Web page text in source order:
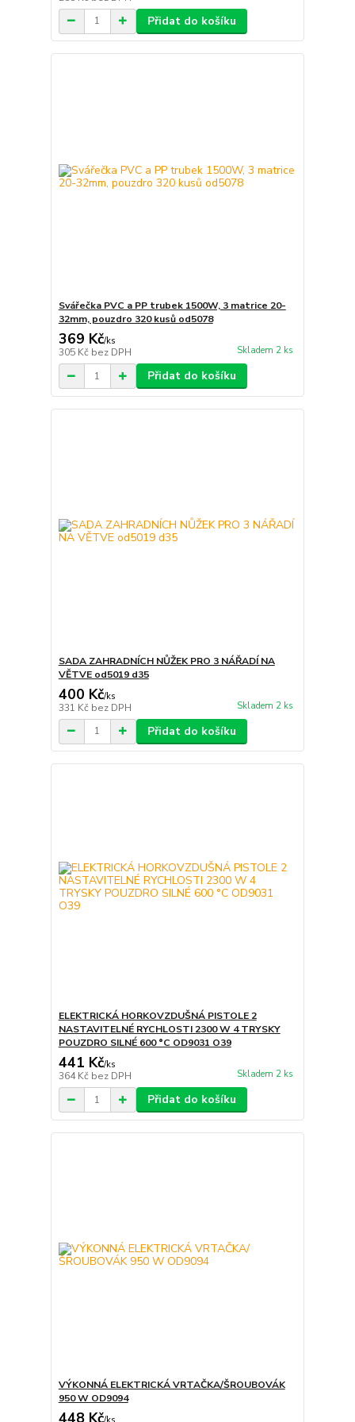
Přidat do košíku
Svářečka PVC a PP trubek 1500W, 3 matrice 20-
32mm, pouzdro 320 kusů od5078
369 Kč/ks
305 Kč bez DPH Skladem 2 ks
Přidat do košíku
SADA ZAHRADNÍCH NŮŽEK PRO 3 NÁŘADÍ NA
VĚTVE od5019 d35
400 Kč/ks
331 Kč bez DPH Skladem 2 ks
Přidat do košíku
ELEKTRICKÁ HORKOVZDUŠNÁ PISTOLE 2
NASTAVITELNÉ RYCHLOSTI 2300 W 4 TRYSKY
POUZDRO SILNÉ 600 °C OD9031 O39
441 Kč/ks
364 Kč bez DPH Skladem 2 ks
Přidat do košíku
VÝKONNÁ ELEKTRICKÁ VRTAČKA/ŠROUBOVÁK
950 W OD9094
448 Kč/ks